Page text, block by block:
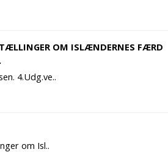
OM ISLÆNDERNES FÆRD
4.Udg.ve..
om Isl..